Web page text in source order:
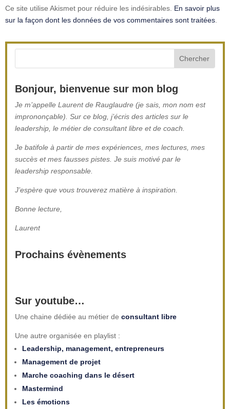
Ce site utilise Akismet pour réduire les indésirables. En savoir plus
sur la façon dont les données de vos commentaires sont traitées
Bonjour, bienvenue sur mon blog
Je m’appelle Laurent de Rauglaudre (je sais, mon nom est
imprononçable). Sur ce blog, j’écris des articles sur le
leadership, le métier de consultant libre et de coach.
Je batifole à partir de mes expériences, mes lectures, mes
succès et mes fausses pistes. Je suis motivé par le
leadership responsable.
J’espère que vous trouverez matière à inspiration.
Bonne lecture,
Laurent
Prochains évènements
Sur youtube…
Une chaine dédiée au métier de consultant libre
Une autre organisée en playlist :
Leadership, management, entrepreneurs
Management de projet
Marche coaching dans le désert
Mastermind
Les émotions